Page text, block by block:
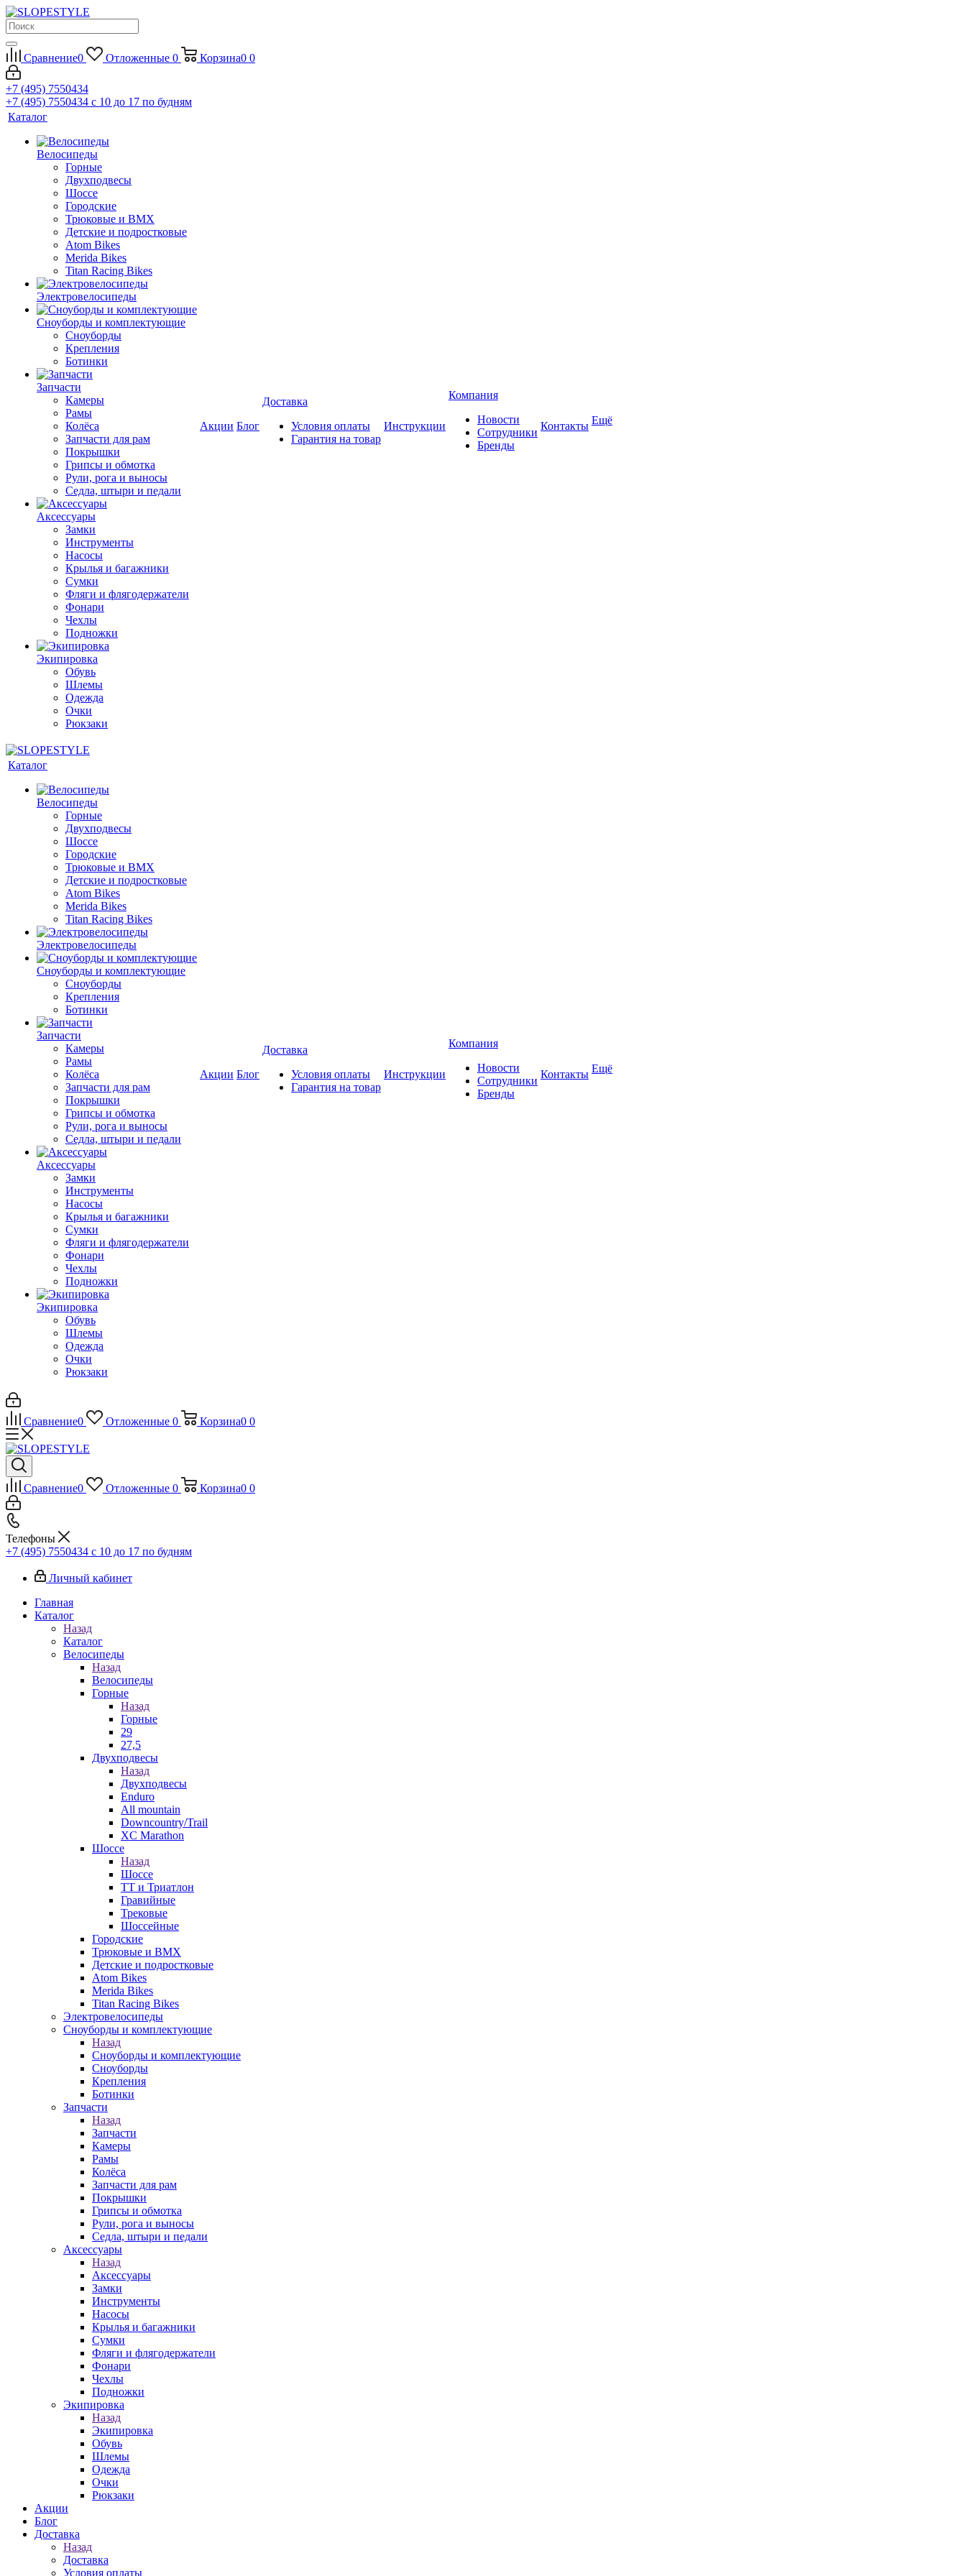
Сравнение0 Отложенные 0 Корзина0 0
+7 (495) 7550434
+7 (495) 7550434 с 10 до 17 по будням
Каталог
Велосипеды
Горные
Двухподвесы
Шоссе
Городские
Трюковые и BMX
Детские и подростковые
Atom Bikes
Merida Bikes
Titan Racing Bikes
Электровелосипеды
Cноуборды и комплектующие
Сноуборды
Крепления
Ботинки
Запчасти
Камеры
Рамы
Колёса
Запчасти для рам
Покрышки
Грипсы и обмотка
Рули, рога и выносы
Седла, штыри и педали
Аксессуары
Замки
Инструменты
Насосы
Крылья и багажники
Сумки
Фляги и флягодержатели
Фонари
Чехлы
Подножки
Экипировка
Обувь
Шлемы
Одежда
Очки
Рюкзаки
Акции Блог
Доставка
Условия оплаты
Гарантия на товар
Инструкции
Компания
Новости
Сотрудники
Бренды
Контакты Ещё
Каталог
Велосипеды
Горные
Двухподвесы
Шоссе
Городские
Трюковые и BMX
Детские и подростковые
Atom Bikes
Merida Bikes
Titan Racing Bikes
Электровелосипеды
Cноуборды и комплектующие
Сноуборды
Крепления
Ботинки
Запчасти
Камеры
Рамы
Колёса
Запчасти для рам
Покрышки
Грипсы и обмотка
Рули, рога и выносы
Седла, штыри и педали
Аксессуары
Замки
Инструменты
Насосы
Крылья и багажники
Сумки
Фляги и флягодержатели
Фонари
Чехлы
Подножки
Экипировка
Обувь
Шлемы
Одежда
Очки
Рюкзаки
Акции Блог
Доставка
Условия оплаты
Гарантия на товар
Инструкции
Компания
Новости
Сотрудники
Бренды
Контакты Ещё
Сравнение0 Отложенные 0 Корзина0 0
Сравнение0 Отложенные 0 Корзина0 0
Телефоны
+7 (495) 7550434 с 10 до 17 по будням
Личный кабинет
Главная
Каталог
Назад
Каталог
Велосипеды
Назад
Велосипеды
Горные
Назад
Горные
29
27,5
Двухподвесы
Назад
Двухподвесы
Enduro
All mountain
Downcountry/Trail
XC Marathon
Шоссе
Назад
Шоссе
ТТ и Триатлон
Гравийные
Трековые
Шоссейные
Городские
Трюковые и BMX
Детские и подростковые
Atom Bikes
Merida Bikes
Titan Racing Bikes
Электровелосипеды
Cноуборды и комплектующие
Назад
Cноуборды и комплектующие
Сноуборды
Крепления
Ботинки
Запчасти
Назад
Запчасти
Камеры
Рамы
Колёса
Запчасти для рам
Покрышки
Грипсы и обмотка
Рули, рога и выносы
Седла, штыри и педали
Аксессуары
Назад
Аксессуары
Замки
Инструменты
Насосы
Крылья и багажники
Сумки
Фляги и флягодержатели
Фонари
Чехлы
Подножки
Экипировка
Назад
Экипировка
Обувь
Шлемы
Одежда
Очки
Рюкзаки
Акции
Блог
Доставка
Назад
Доставка
Условия оплаты